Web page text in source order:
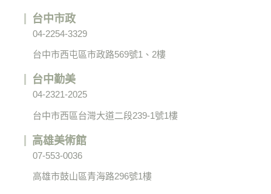
台中市政
04-2254-3329
台中市西屯區市政路569號1、2樓
台中勤美
04-2321-2025
台中市西區台灣大道二段239-1號1樓
高雄美術館
07-553-0036
高雄市鼓山區青海路296號1樓